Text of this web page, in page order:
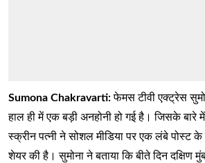
Sumona Chakravarti:फेमस टीवी एक्ट्रेस
हाल ही में एक बड़ी अनहोनी हो गई है। जिसके बारे
स्क्रीन पत्नी ने सोशल मीडिया पर एक लंबे पोस्ट के
शेयर की है। सुमोना ने बताया कि बीते दिन दक्षिण